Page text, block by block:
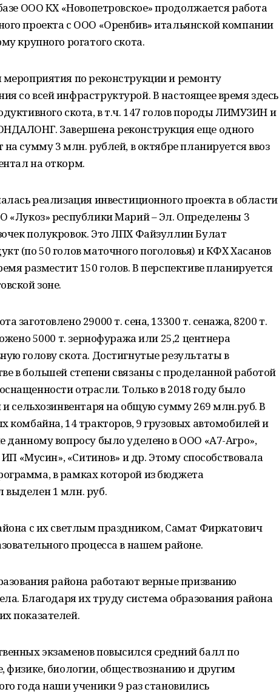
ООО КХ «Новопетровское» продолжается работа
проекта с ООО «Оренбив» итальянской компании
крупного рогатого скота.
по реконструкции и ремонту
со всей инфраструктурой. В настоящее время здесь
скота, в т.ч. 147 голов породы ЛИМУЗИН и
Завершена реконструкция еще одного
сумму 3 млн. рублей, в октябре планируется ввоз
на откорм.
реализация инвестиционного проекта в области
«Лукоз» республики Марий – Эл. Определены 3
полукровок. Это ЛПХ Файзуллин Булат
(по 50 голов маточного поголовья) и КФХ Хасанов
разместит 150 голов. В перспективе планируется
зоне.
заготовлено 29000 т. сена, 13300 т. сенажа, 8200 т.
5000 т. зернофуража или 25,2 центнера
голову скота. Достигнутые результаты в
в большей степени связаны с проделанной работой
отрасли. Только в 2018 году было
и сельхозинвентаря на общую сумму 269 млн.руб. В
комбайна, 14 тракторов, 9 грузовых автомобилей и
данному вопросу было уделено в ООО «А7-Агро»,
ИП «Мусин», «Ситинов» и др. Этому способствовала
в рамках которой из бюджета
выделен 1 млн. руб.
с их светлым праздником, Самат Фиркатович
процесса в нашем районе.
района работают верные призванию
Благодаря их труду система образования района
показателей.
экзаменов повысился средний балл по
физике, биологии, обществознанию и другим
года наши ученики 9 раз становились